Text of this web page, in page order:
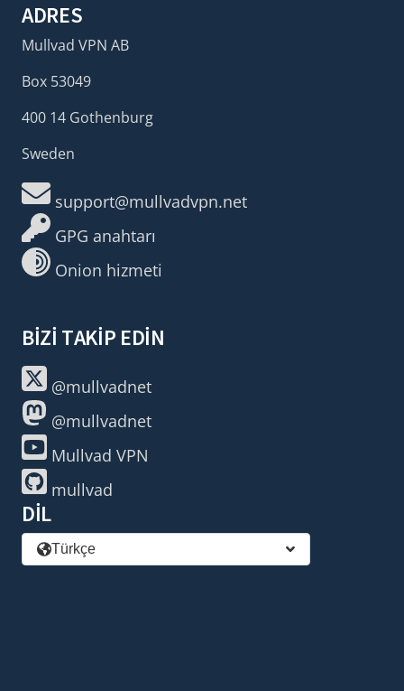
ADRES
Mullvad VPN AB
Box 53049
400 14 Gothenburg
Sweden
support@mullvadvpn.net
GPG anahtarı
Onion hizmeti
BIZI TAKIP EDIN
@mullvadnet
@mullvadnet
Mullvad VPN
mullvad
DIL
Türkçe